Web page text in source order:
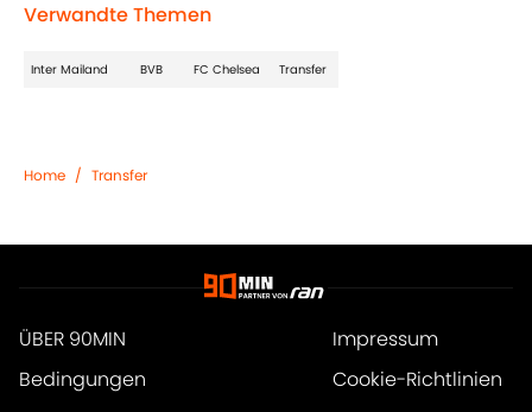
Verwandte Themen
Inter Mailand BVB FC Chelsea Transfer
Home / Transfer
ÜBER 90MIN
Impressum
Bedingungen
Cookie-Richtlinien